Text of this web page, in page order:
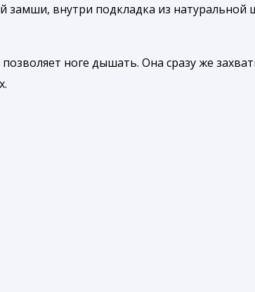
внутри подкладка из натуральной
ноге дышать. Она сразу же